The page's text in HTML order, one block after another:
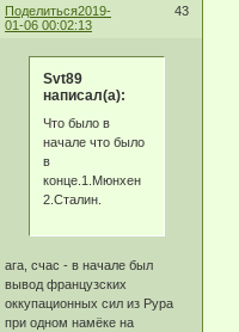
Поделиться 43
2019-
01-06 00:02:13
Svt89
написал(а):
Что было в
начале что было
в
конце.1.Мюнхен
2.Сталин.
ага, счас - в начале был
вывод французских
оккупационных сил из Рура
при одном намёке на